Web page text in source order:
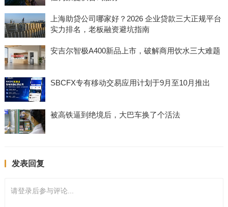
上海助贷公司哪家好？2026 企业贷款三大正规平台
实力排名，老板融资避坑指南
安吉尔智极A400新品上市，破解商用饮水三大难题
SBCFX专有移动交易应用计划于9月至10月推出
被高铁逼到绝境后，大巴车换了个活法
发表回复
请登录后参与评论...